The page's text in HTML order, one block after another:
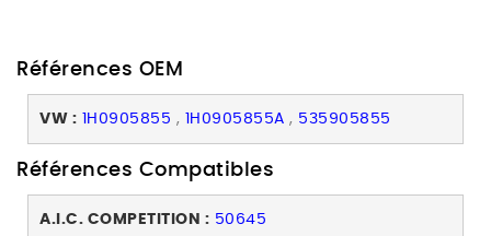
Références OEM
VW : 1H0905855 , 1H0905855A , 535905855
Références Compatibles
A.I.C. COMPETITION : 50645